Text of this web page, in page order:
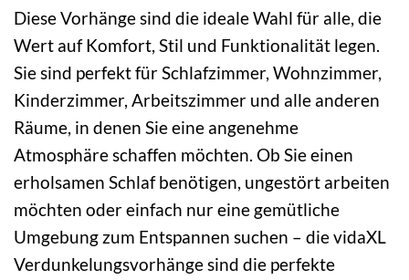
Diese Vorhänge sind die ideale Wahl für alle, die
Wert auf Komfort, Stil und Funktionalität legen.
Sie sind perfekt für Schlafzimmer, Wohnzimmer,
Kinderzimmer, Arbeitszimmer und alle anderen
Räume, in denen Sie eine angenehme
Atmosphäre schaffen möchten. Ob Sie einen
erholsamen Schlaf benötigen, ungestört arbeiten
möchten oder einfach nur eine gemütliche
Umgebung zum Entspannen suchen – die vidaXL
Verdunkelungsvorhänge sind die perfekte